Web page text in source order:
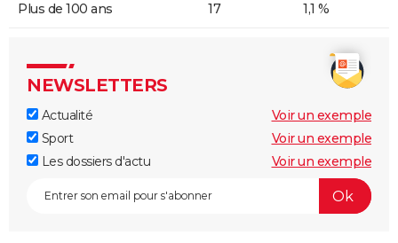
Plus de 100 ans 17 1,1 %
NEWSLETTERS
Actualité
Voir un exemple
Sport
Voir un exemple
Les dossiers d'actu
Voir un exemple